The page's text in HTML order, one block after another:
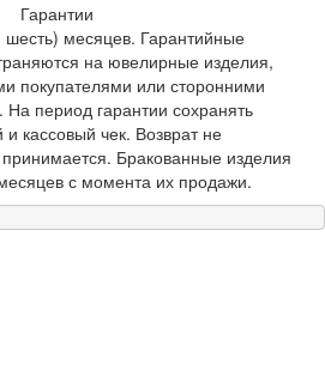
Гарантии
месяцев. Гарантийные
на ювелирные изделия,
покупателями или сторонними
период гарантии сохранять
кассовый чек. Возврат не
Бракованные изделия
с момента их продажи.